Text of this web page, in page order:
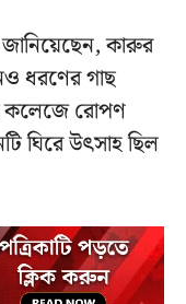
জানিয়েছেন, কারুর
ধরণের গাছ
কলেজে রোপণ
ঘিরে উৎসাহ ছিল